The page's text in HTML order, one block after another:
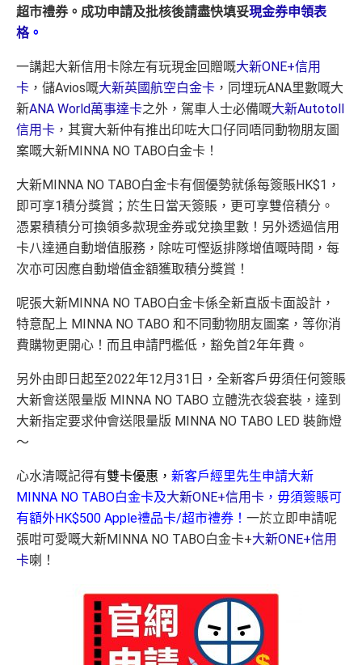
超市禮券。 成功申請及批核後請盡快填妥現金券申領表
格。
一講起大新信用卡除左有玩現金回贈嘅大新ONE+信用
卡 ，儲Avios嘅大新英國航空白金卡 ，同埋玩ANA里數嘅大
新ANA World萬事達卡之外，駕車人士必備嘅大新Autotoll
信用卡 ，其實大新仲有推出印咗大口仔同唔同動物朋友圖
案嘅大新MINNA NO TABO白金卡！
大新MINNA NO TABO白金卡有個優勢就係每簽賬HK$1，
即可享1積分獎賞；於生日當天簽賬，更可享雙倍積分。
憑累積積分可換領多款現金券或兌換里數！另外透過信用
卡八達通自動增值服務，除咗可慳返排隊增值嘅時間，每
次亦可因應自動增值金額獲取積分獎賞！
呢張大新MINNA NO TABO白金卡係全新直版卡面設計，
特意配上 MINNA NO TABO 和不同動物朋友圖案，等你消
費購物更開心！而且申請門檻低，豁免首2年年費。
另外由即日起至2022年12月31日，全新客戶毋須任何簽賬
大新會送限量版 MINNA NO TABO 立體洗衣袋套裝，達到
大新指定要求仲會送限量版 MINNA NO TABO LED 裝飾燈
～
心水清嘅記得有雙卡優惠， 新客戶經里先生申請大新
MINNA NO TABO白金卡及大新ONE+信用卡 ，毋須簽賬可
有額外HK$500 Apple禮品卡/超市禮券！ 一於立即申請呢
張咁可愛嘅大新MINNA NO TABO白金卡+大新ONE+信用
卡喇！